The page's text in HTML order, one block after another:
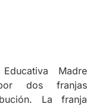
Madre
dos franjas
La franja